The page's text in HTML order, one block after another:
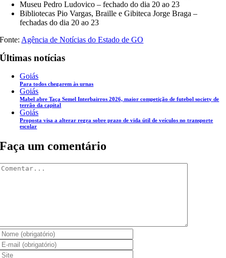
Museu Pedro Ludovico – fechado do dia 20 ao 23
Bibliotecas Pio Vargas, Braille e Gibiteca Jorge Braga –
fechadas do dia 20 ao 23
Fonte:Agência de Notícias do Estado de GO
Últimas notícias
Goiás
Para todos chegarem às urnas
Goiás
Mabel abre Taça Semel Interbairros 2026, maior competição de futebol society de
terrão da capital
Goiás
Proposta visa a alterar regra sobre prazo de vida útil de veículos no transporte
escolar
Faça um comentário